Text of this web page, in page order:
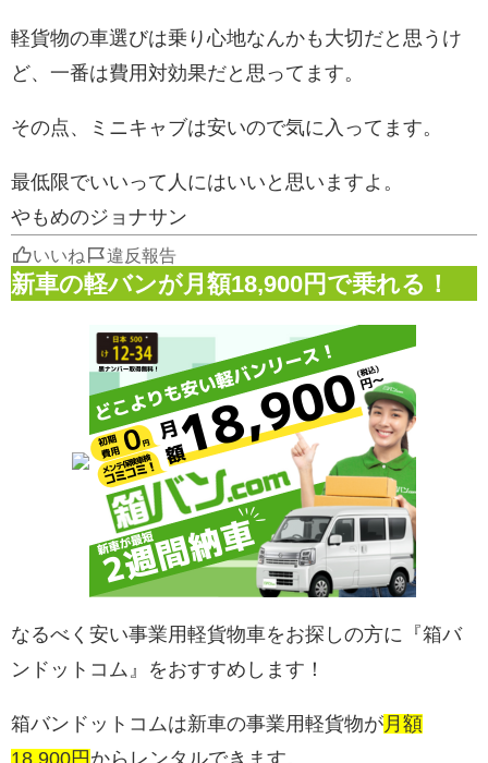
軽貨物の車選びは乗り心地なんかも大切だと思うけ
ど、一番は費用対効果だと思ってます。
その点、ミニキャブは安いので気に入ってます。
最低限でいいって人にはいいと思いますよ。
やもめのジョナサン
いいね 違反報告
新車の軽バンが月額18,900円で乗れる！
なるべく安い事業用軽貨物車をお探しの方に『箱バ
ンドットコム』をおすすめします！
箱バンドットコムは新車の事業用軽貨物が 月額
18,900円 からレンタルできます。